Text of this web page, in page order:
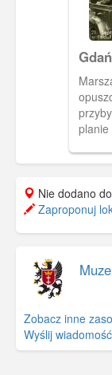
planie
w
ma
Nie dodano
Zaproponuj
Zobacz inne
Wyślij